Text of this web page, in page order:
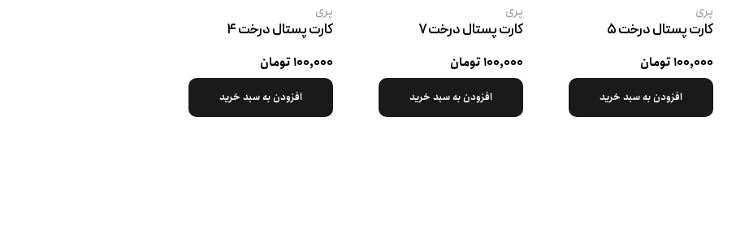
پری
کارت پستال درخت ۵
۱۰۰,۰۰۰ تومان
افزودن به سبد خرید
پری
کارت پستال درخت ۷
۱۰۰,۰۰۰ تومان
افزودن به سبد خرید
پری
کارت پستال درخت ۴
۱۰۰,۰۰۰ تومان
افزودن به سبد خرید